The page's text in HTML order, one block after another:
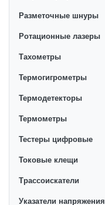
Разметочные шнуры
Ротационные лазеры
Тахометры
Термогигрометры
Термодетекторы
Термометры
Тестеры цифровые
Токовые клещи
Трассоискатели
Указатели напряжения